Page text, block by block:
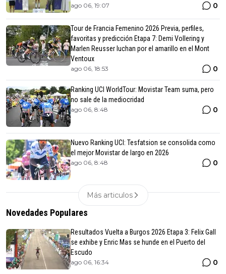
ago 06, 19:07 0
Tour de Francia Femenino 2026 Previa, perfiles,
favoritas y predicción Etapa 7: Demi Vollering y
Marlen Reusser luchan por el amarillo en el Mont
Ventoux
ago 06, 18:53 0
Ranking UCI WorldTour: Movistar Team suma, pero
no sale de la mediocridad
ago 06, 8:48 0
Nuevo Ranking UCI: Tesfatsion se consolida como
el mejor Movistar de largo en 2026
ago 06, 8:48 0
Más articulos
Novedades Populares
Resultados Vuelta a Burgos 2026 Etapa 3: Felix Gall
se exhibe y Enric Mas se hunde en el Puerto del
Escudo
ago 06, 16:34 0